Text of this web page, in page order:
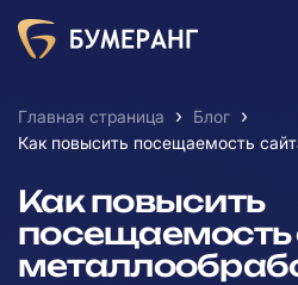
Главная страница › Блог ›
Как повысить посещаемость
Как повысить
посещаемость